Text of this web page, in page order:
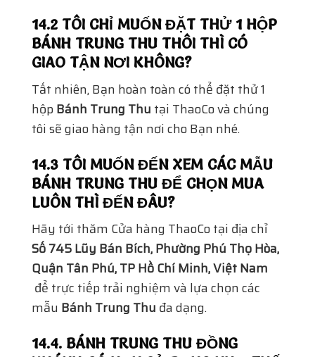
14.2 TÔI CHỈ MUỐN ĐẶT THỬ 1 HỘP
BÁNH TRUNG THU THÔI THÌ CÓ
GIAO TẬN NƠI KHÔNG?
Tất nhiên, Bạn hoàn toàn có thể đặt thử 1
hộp Bánh Trung Thu tại ThaoCo và chúng
tôi sẽ giao hàng tận nơi cho Bạn nhé.
14.3 TÔI MUỐN ĐẾN XEM CÁC MẪU
BÁNH TRUNG THU ĐỂ CHỌN MUA
LUÔN THÌ ĐẾN ĐÂU?
Hãy tới thăm Cửa hàng ThaoCo tại địa chỉ
Số 745 Lũy Bán Bích, Phường Phú Thọ Hòa,
Quận Tân Phú, TP Hồ Chí Minh, Việt Nam
để trực tiếp trải nghiệm và lựa chọn các
mẫu Bánh Trung Thu đa dạng.
14.4. BÁNH TRUNG THU ĐỒNG